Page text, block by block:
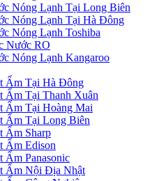
Nóng Lạnh Tại Long Biên
Nóng Lạnh Tại Hà Đông
Nóng Lạnh Toshiba
Nước RO
Nóng Lạnh Kangaroo
Ẩm Tại Hà Đông
Ẩm Tại Thanh Xuân
Ẩm Tại Hoàng Mai
Ẩm Tại Long Biên
Ẩm Sharp
Ẩm Edison
Ẩm Panasonic
Ẩm Nội Địa Nhật